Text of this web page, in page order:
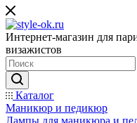
Интернет-магазин для
визажистов
Каталог
Маникюр и педикюр
Лампы для маникюра и